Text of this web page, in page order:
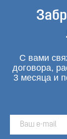
С вами
договора,
3 месяца и